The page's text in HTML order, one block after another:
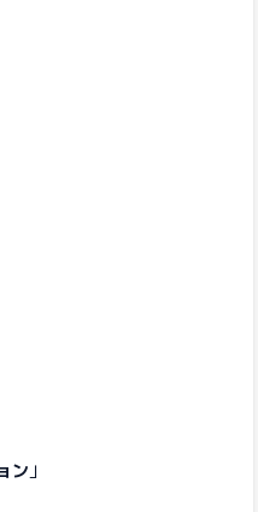
ン 」